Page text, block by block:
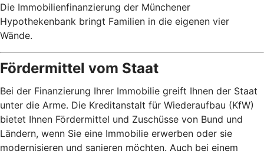
Die Immobilienfinanzierung der Münchener
Hypothekenbank bringt Familien in die eigenen vier
Wände.
Fördermittel vom Staat
Bei der Finanzierung Ihrer Immobilie greift Ihnen der Staat
unter die Arme. Die Kreditanstalt für Wiederaufbau (KfW)
bietet Ihnen Fördermittel und Zuschüsse von Bund und
Ländern, wenn Sie eine Immobilie erwerben oder sie
modernisieren und sanieren möchten. Auch bei einem